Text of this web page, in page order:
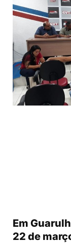
Em
22 de